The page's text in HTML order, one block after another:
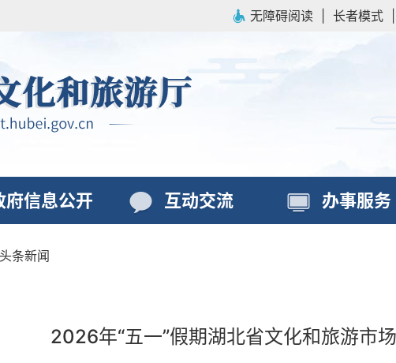
无障碍阅读 长者模式
府信息公开 互动交流 办事服务
头条新闻
2026年“五一”假期湖北省文化和旅游市